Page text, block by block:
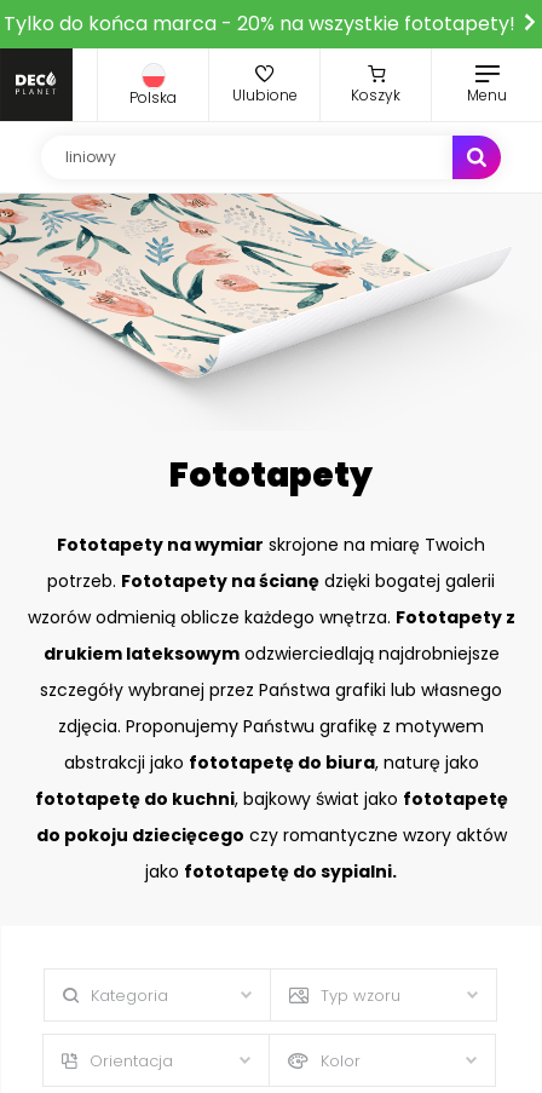
Tylko do końca marca - 20% na wszystkie fototapety!
Polska Ulubione Koszyk Menu
Fototapety
Fototapety na wymiar skrojone na miarę Twoich
potrzeb. Fototapety na ścianę dzięki bogatej galerii
wzorów odmienią oblicze każdego wnętrza. Fototapety z
drukiem lateksowymodzwierciedlają najdrobniejsze
szczegóły wybranej przez Państwa grafiki lub własnego
zdjęcia. Proponujemy Państwu grafikę z motywem
abstrakcji jako fototapetę do biura, naturę jako
fototapetę do kuchni, bajkowy świat jako fototapetę
do pokoju dziecięcego czy romantyczne wzory aktów
jako fototapetę do sypialni.
Kategoria Typ wzoru
Orientacja Kolor